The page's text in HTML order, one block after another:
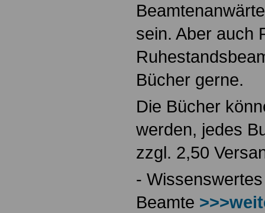
sein. Aber auch
Bücher gerne.
Die Bücher
werden, jedes
zzgl. 2,50
-
Beamte